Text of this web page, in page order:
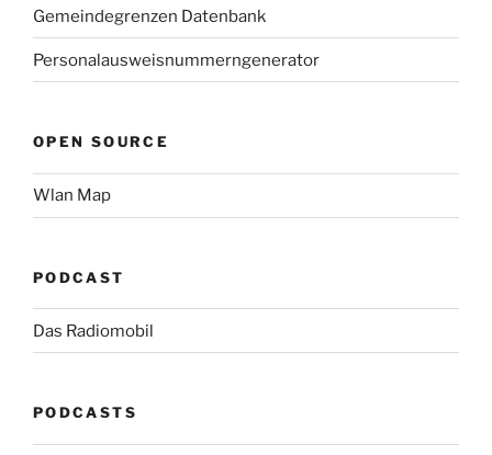
Gemeindegrenzen Datenbank
Personalausweisnummerngenerator
OPEN SOURCE
Wlan Map
PODCAST
Das Radiomobil
PODCASTS